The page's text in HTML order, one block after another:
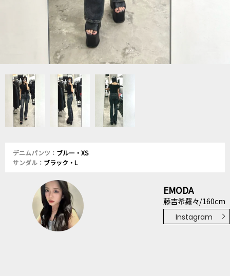
デニムパンツ： ブルー・XS
サンダル： ブラック・L
EMODA
藤吉希羅々/160cm
Instagram